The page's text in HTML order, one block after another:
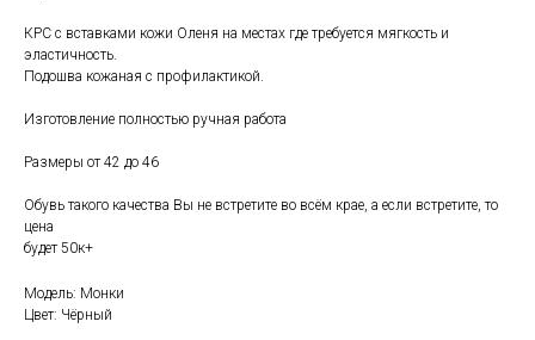
КРС с вставками кожи Оленя на местах где требуется мягкость и
эластичность.
Подошва кожаная с профилактикой.
Изготовление полностью ручная работа
Размеры от 42 до 46
Обувь такого качества Вы не встретите во всём крае, а если встретите, то
цена
будет 50к+
Модель: Монки
Цвет: Чёрный